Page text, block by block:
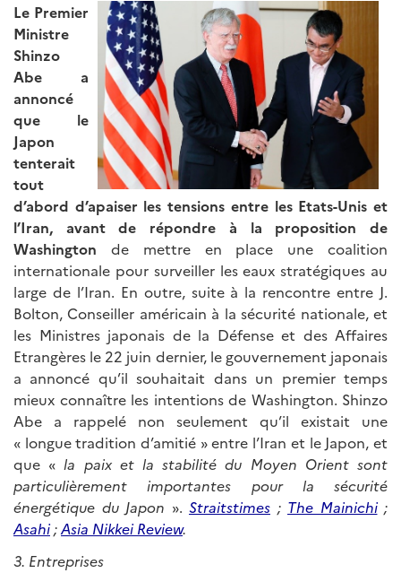
Le Premier
Ministre
Shinzo
Abe a
annoncé
que le
Japon
tenterait
tout
d’abord d’apaiser les tensions entre les Etats-Unis et
l’Iran, avant de répondre
à la proposition de
Washington de mettre en place une coalition
internationale pour surveiller les eaux stratégiques au
large de l’Iran. En outre, suite à la rencontre entre J.
Bolton, Conseiller américain à la sécurité nationale, et
les Ministres japonais de la Défense et des Affaires
Etrangères le 22 juin dernier, le gouvernement japonais
a annoncé qu’il souhaitait dans un premier temps
mieux connaître les intentions de Washington. Shinzo
Abe a rappelé non seulement qu’il existait une
« longue tradition d’amitié » entre l’Iran et le Japon, et
que « la paix et la stabilité du Moyen Orient sont
particulièrement importantes pour la sécurité
énergétique du Japon ». Straitstimes ; The Mainichi;
Asahi ;Asia Nikkei Review.
3. Entreprises